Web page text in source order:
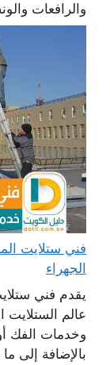
والرافعات
الجهراء
يقدم فني
عالم الستلايت
وخدمات الفك
بالإضافة إلى